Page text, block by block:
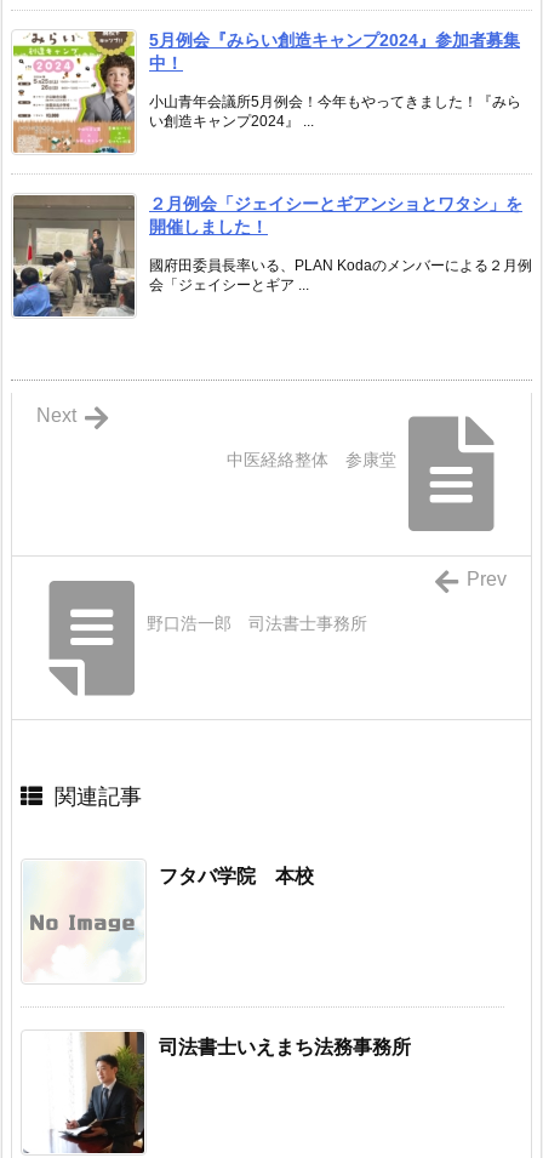
5月例会『みらい創造キャンプ2024』参加者募集
中！
小山青年会議所5月例会！今年もやってきました！『みら
い創造キャンプ2024』 ...
２月例会「ジェイシーとギアンショとワタシ」を
開催しました！
國府田委員長率いる、PLAN Kodaのメンバーによる２月例
会「ジェイシーとギア ...
中医経絡整体 参康堂
Next
野口浩一郎 司法書士事務所
Prev
関連記事
フタバ学院 本校
司法書士いえまち法務事務所